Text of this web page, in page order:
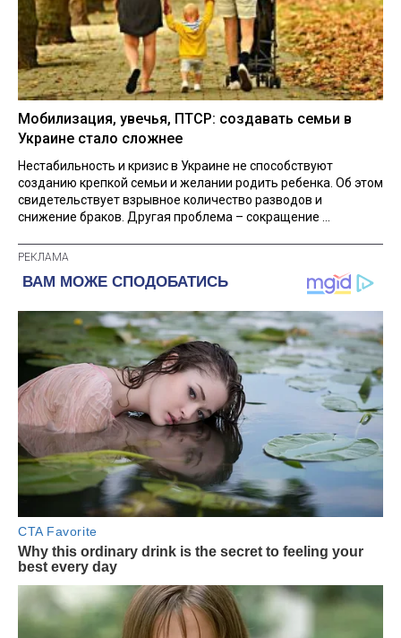
Мобилизация, увечья, ПТСР: создавать семьи в
Украине стало сложнее
Нестабильность и кризис в Украине не способствуют
созданию крепкой семьи и желании родить ребенка. Об этом
свидетельствует взрывное количество разводов и
снижение браков. Другая проблема – сокращение ...